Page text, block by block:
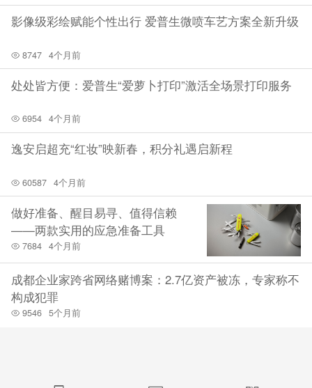
影像级彩绘赋能个性出行 爱普生微喷车艺方案全新升级
8747 4个月前
处处皆方便：爱普生“爱萝卜打印”激活全场景打印服务
6954 4个月前
逸安启超充“红妆”映新春，积分礼遇启新程
60587 4个月前
做好准备、醒目易寻、值得信赖
——两款实用的应急准备工具
7684 4个月前
成都企业家跨省网络赌博案：2.7亿资产被冻，专家称不
构成犯罪
9546 5个月前